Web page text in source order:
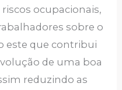
ocupacionais,
sobre o
este que contribui
de uma boa
reduzindo as